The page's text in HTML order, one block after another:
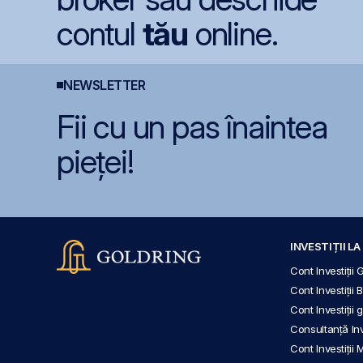
contul tău online.
NEWSLETTER
Fii cu un pas înaintea
pieței!
INVESTIȚII LA
Cont Investiții
Cont Investiții
Cont Investiții
Consultanță
Cont Investiții